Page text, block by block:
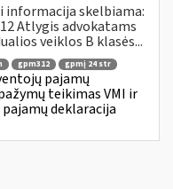
informacija skelbiama:
Atlygis advokatams
veiklos B klasės...
gpm312 gpmį 24 str
pajamų
teikimas VMI ir
deklaracija